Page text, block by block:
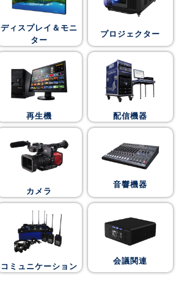
ディスプレイ＆モニ
ター
プロジェクター
再生機 配信機器
カメラ
音響機器
コミュニケーション 会議関連